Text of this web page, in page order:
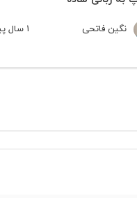
نگین فاتحی 1 سال